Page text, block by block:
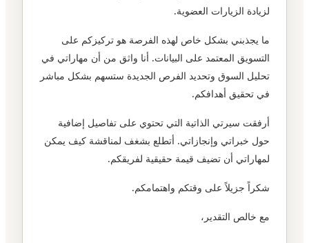
لزيادة الزيارات العضوية.
ما يجذبني بشكل خاص لهذه الفرصة هو تركيزكم على
التسويق المعتمد على البيانات. أنا واثق من أن مهاراتي في
تحليل السوق وتحديد الفرص الجديدة ستسهم بشكل مباشر
في تحقيق أهدافكم.
أرفقت سيرتي الذاتية التي تحتوي على تفاصيل إضافية
حول خبراتي وإنجازاتي. أتطلع بشغف لمناقشة كيف يمكن
لمهاراتي أن تضيف قيمة حقيقية لفريقكم.
شكراً جزيلاً على وقتكم واهتمامكم.
مع خالص التقدير،